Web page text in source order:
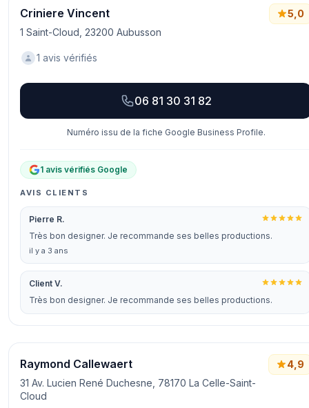
Criniere Vincent
1 Saint-Cloud, 23200 Aubusson
5,0
1 avis vérifiés
06 81 30 31 82
Numéro issu de la fiche Google Business Profile.
1 avis vérifiés Google
AVIS CLIENTS
Pierre R.
Très bon designer. Je recommande ses belles productions.
il y a 3 ans
Client V.
Très bon designer. Je recommande ses belles productions.
Raymond Callewaert
31 Av. Lucien René Duchesne, 78170 La Celle-Saint-
Cloud
4,9